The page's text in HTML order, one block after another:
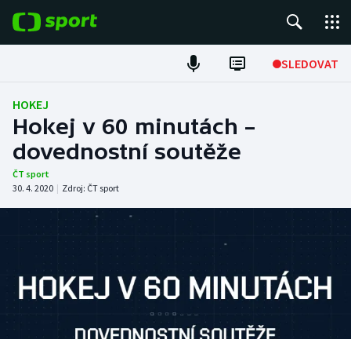
SLEDOVAT
Fotbal
Hokej
Tenis
Atletika
Cyklistika
DALŠÍ SPORTY
Americký fotbal
NEPŘEHLÉDNĚTE
HOKEJ
Hokej v 60 minutách –
dovednostní soutěže
ČT sport
30. 4. 2020 | Zdroj: ČT sport